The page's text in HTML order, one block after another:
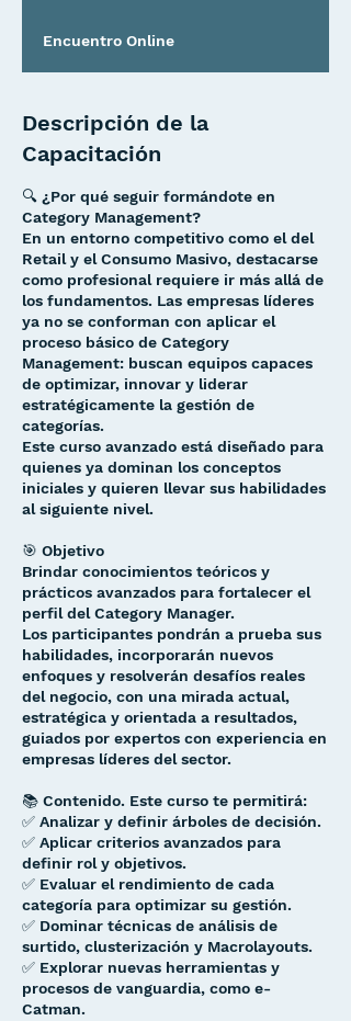
a
a
d
Encuentro Online
Descripción de la
Capacitación
🔍 ¿Por qué seguir formándote en
Category Management?
En un entorno competitivo como el del
Retail y el Consumo Masivo, destacarse
como profesional requiere ir más allá de
los fundamentos. Las empresas líderes
ya no se conforman con aplicar el
proceso básico de Category
Management: buscan equipos capaces
de optimizar, innovar y liderar
estratégicamente la gestión de
categorías.
Este curso avanzado está diseñado para
quienes ya dominan los conceptos
iniciales y quieren llevar sus habilidades
al siguiente nivel.
🎯 Objetivo
Brindar conocimientos teóricos y
prácticos avanzados para fortalecer el
perfil del Category Manager.
Los participantes pondrán a prueba sus
habilidades, incorporarán nuevos
enfoques y resolverán desafíos reales
del negocio, con una mirada actual,
estratégica y orientada a resultados,
guiados por expertos con experiencia en
empresas líderes del sector.
📚 Contenido. Este curso te permitirá:
✅ Analizar y definir árboles de decisión.
✅ Aplicar criterios avanzados para
definir rol y objetivos.
✅ Evaluar el rendimiento de cada
categoría para optimizar su gestión.
✅ Dominar técnicas de análisis de
surtido, clusterización y Macrolayouts.
✅ Explorar nuevas herramientas y
procesos de vanguardia, como e-
Catman.